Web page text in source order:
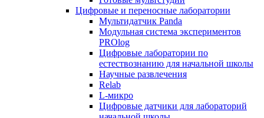
Цифровые и переносные лаборатории
Мультидатчик Panda
Модульная система экспериментов
PROlog
Цифровые лаборатории по
естествознанию для начальной школы
Научные развлечения
Relab
L-микро
Цифровые датчики для лабораторий